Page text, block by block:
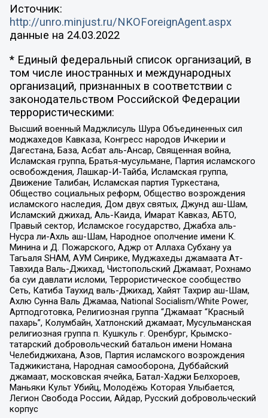
Источник:
http://unro.minjust.ru/NKOForeignAgent.aspx
данные на 24.03.2022
* Единый федеральный список организаций, в
том числе иностранных и международных
организаций, признанных в соответствии с
законодательством Российской Федерации
террористическими:
Высший военный Маджлисуль Шура Объединенных сил
моджахедов Кавказа, Конгресс народов Ичкерии и
Дагестана, База, Асбат аль-Ансар, Священная война,
Исламская группа, Братья-мусульмане, Партия исламского
освобождения, Лашкар-И-Тайба, Исламская группа,
Движение Талибан, Исламская партия Туркестана,
Общество социальных реформ, Общество возрождения
исламского наследия, Дом двух святых, Джунд аш-Шам,
Исламский джихад, Аль-Каида, Имарат Кавказ, АБТО,
Правый сектор, Исламское государство, Джабха аль-
Нусра ли-Ахль аш-Шам, Народное ополчение имени К.
Минина и Д. Пожарского, Аджр от Аллаха Субхану уа
Тагьаля SHAM, АУМ Синрике, Муджахеды джамаата Ат-
Тавхида Валь-Джихад, Чистопольский Джамаат, Рохнамо
ба суи давлати исломи, Террористическое сообщество
Сеть, Катиба Таухид валь-Джихад, Хайят Тахрир аш-Шам,
Ахлю Сунна Валь Джамаа, National Socialism/White Power,
Артподготовка, Религиозная группа “Джамаат “Красный
пахарь”, Колумбайн, Хатлонский джамаат, Мусульманская
религиозная группа п. Кушкуль г. Оренбург, Крымско-
татарский добровольческий батальон имени Номана
Челебиджихана, Азов, Партия исламского возрождения
Таджикистана, Народная самооборона, Дуббайский
джамаат, московская ячейка, Батал-Хаджи Белхороев,
Маньяки Культ Убийц, Молодёжь Которая Улыбается,
Легион Свобода России, Айдар, Русский добровольческий
корпус